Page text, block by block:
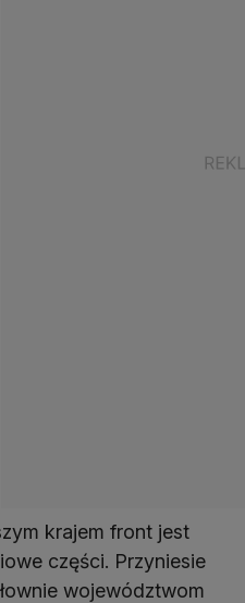
krajem front jest
części. Przyniesie
województwom